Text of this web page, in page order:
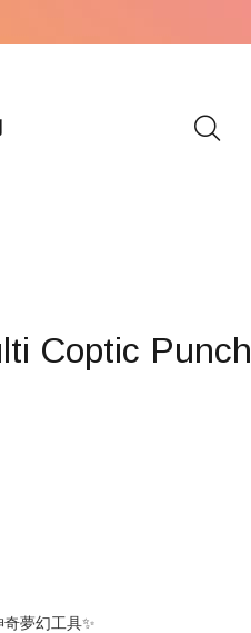
Coptic Punch
夢幻工具✨